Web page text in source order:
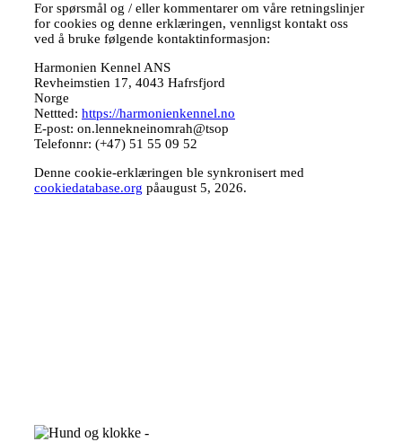
For spørsmål og / eller kommentarer om våre retningslinjer
for cookies og denne erklæringen, vennligst kontakt oss
ved å bruke følgende kontaktinformasjon:
Harmonien Kennel ANS
Revheimstien 17, 4043 Hafrsfjord
Norge
Nettted: https://harmonienkennel.no
E-post: on.lennekneinomrah@tsop
Telefonnr: (+47) 51 55 09 52
Denne cookie-erklæringen ble synkronisert med
cookiedatabase.org påaugust 5, 2026.